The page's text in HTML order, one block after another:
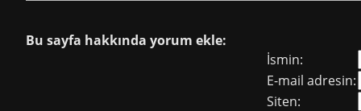
Bu sayfa hakkında yorum ekle:
İsmin:
E-mail adresin:
Siten: